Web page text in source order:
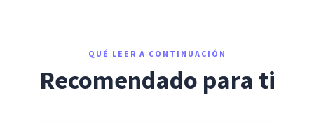
QUÉ LEER A CONTINUACIÓN
Recomendado para ti